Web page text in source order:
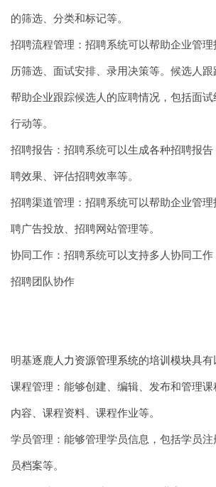
的筛选、分类和标记等。
招聘流程管理：招聘系统可以帮助企业管
历筛选、面试安排、录用决策等。候选人
帮助企业跟踪候选人的应聘情况，包括面
行动等。
招聘报告：招聘系统可以生成各种招聘报
聘效果、评估招聘效率等。
招聘渠道管理：招聘系统可以帮助企业管
聘广告投放、招聘网站管理等。
协同工作：招聘系统可以支持多人协同工
招聘团队协作
明基逐鹿人力资源管理系统的培训模块具有
课程管理：能够创建、编辑、发布和管理
内容、课程资料、课程作业等。
学员管理：能够管理学员信息，包括学员
员档案等。